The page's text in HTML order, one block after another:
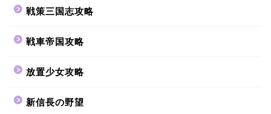
戦策三国志攻略
戦車帝国攻略
放置少女攻略
新信長の野望